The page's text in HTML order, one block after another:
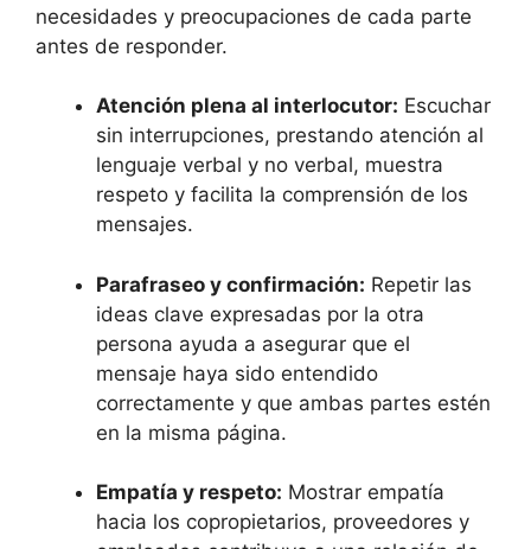
necesidades y preocupaciones de cada parte
antes de responder.
Atención plena al interlocutor: Escuchar
sin interrupciones, prestando atención al
lenguaje verbal y no verbal, muestra
respeto y facilita la comprensión de los
mensajes.
Parafraseo y confirmación: Repetir las
ideas clave expresadas por la otra
persona ayuda a asegurar que el
mensaje haya sido entendido
correctamente y que ambas partes estén
en la misma página.
Empatía y respeto: Mostrar empatía
hacia los copropietarios, proveedores y